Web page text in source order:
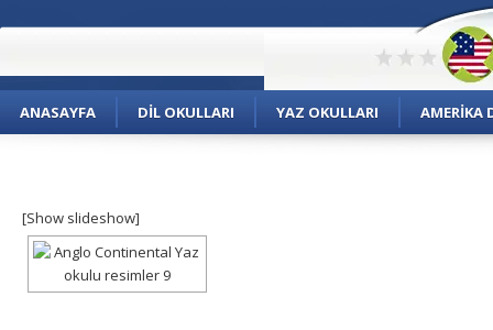
ANASAYFA DIL OKULLARI YAZ OKULLARI AMERIKA
[Show slideshow]